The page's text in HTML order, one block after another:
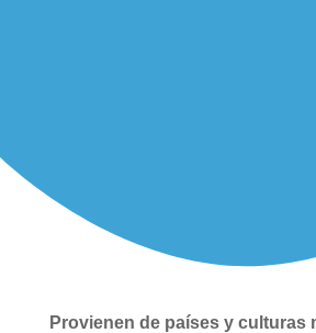
Provienen de países y culturas